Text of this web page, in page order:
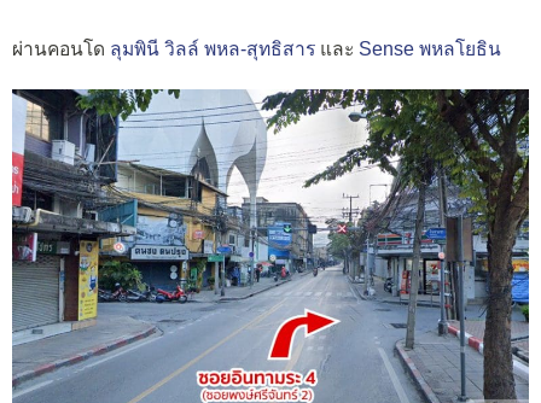
ผ่านคอนโด ลุมพินี วิลล์ พหล-สุทธิสาร และ Sense พหลโยธิน